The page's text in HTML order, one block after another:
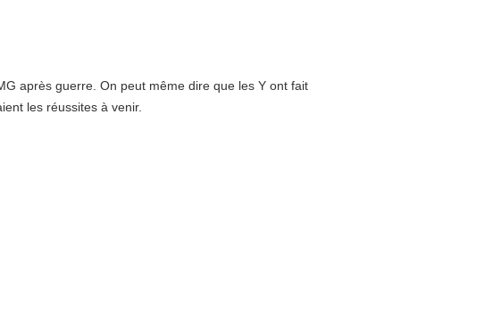
après guerre. On peut même dire que les Y ont fait
les réussites à venir.